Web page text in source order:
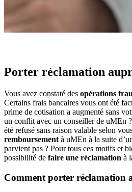
Porter réclamation
Vous avez constaté des opérations
Certains frais bancaires vous ont été
prime de cotisation a augmenté sans
un conflit avec un conseiller de uMEn
été refusé sans raison valable selon
remboursement à uMEn à la suite
parvient pas ? Pour tous ces motifs et
possibilité de faire une réclamation à
Comment porter réclamation